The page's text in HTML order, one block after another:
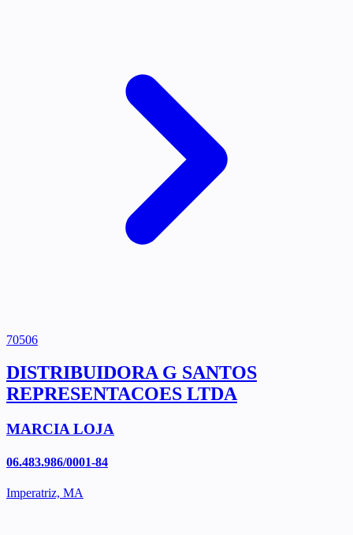
70506
DISTRIBUIDORA G SANTOS
REPRESENTACOES LTDA
MARCIA LOJA
06.483.986/0001-84
Imperatriz, MA